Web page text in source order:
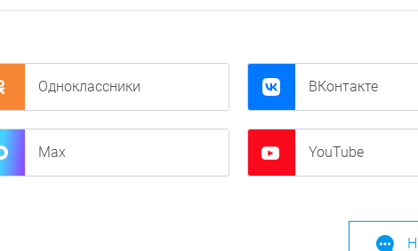
Одноклассники ВКонтакте
Max YouTube